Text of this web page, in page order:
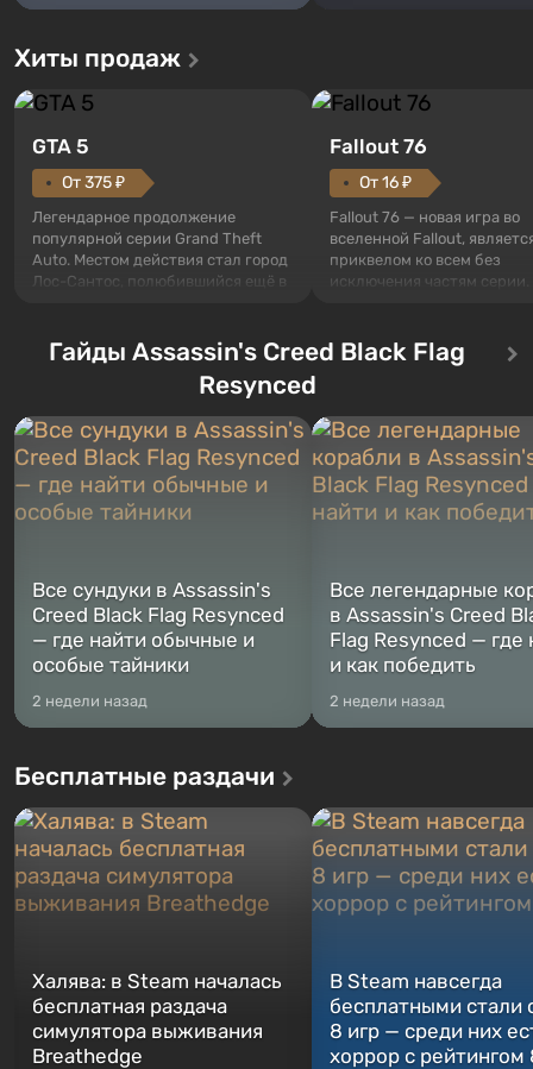
Хиты продаж
GTA 5
От 375 ₽
Легендарное продолжение
популярной серии Grand Theft
Auto. Местом действия стал город
Лос-Сантос, полюбившийся ещё в
сразу трех персонажей: Майкла,
Тревора и Франклина, между
Жанр и...
Fallout 76
От 16 ₽
Fallout 76 — новая игра во
вселенной Fallout,
приквелом ко всем без
исключения частям серии.
Оно же, по задумке
Vault-Tec, должно
Место действия Fallout...
Гайды Assassin's Creed Black Flag
Resynced
Все сундуки в Assassin's
Creed Black Flag Resynced
— где найти обычные и
особые тайники
2 недели назад
Все легендарные
в Assassin's Creed
Flag Resynced — где
и как победить
2 недели назад
Бесплатные раздачи
Халява: в Steam началась
бесплатная раздача
симулятора выживания
Breathedge
В Steam навсегда
бесплатными стали
8 игр — среди них
хоррор с рейтингом